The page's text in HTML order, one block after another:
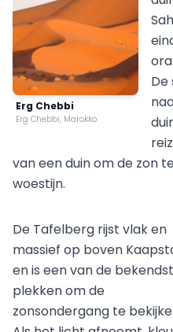
Erg Chebbi
Erg Chebbi, Marokko
De
van een duin om de zon
woestijn.
De Tafelberg rijst vlak en
massief op boven
en is een van de
plekken om de
zonsondergang te